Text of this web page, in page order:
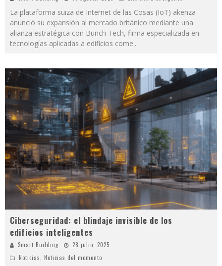
La plataforma suiza de Internet de las Cosas (IoT) akenza
anunció su expansión al mercado británico mediante una
alianza estratégica con Bunch Tech, firma especializada en
tecnologías aplicadas a edificios come...
Ciberseguridad: el blindaje invisible de los
edificios inteligentes
Smart Building
28 julio, 2025
Noticias
Noticias del momento